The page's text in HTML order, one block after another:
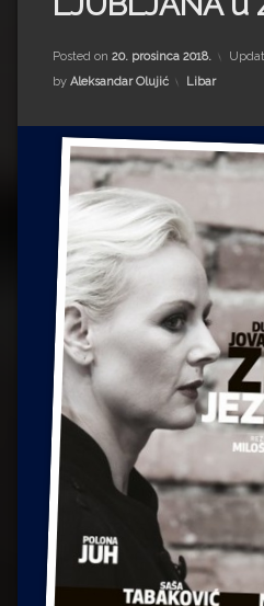
Impressum
Milenko Strižak
Drugi autori
Drugi autori
Ljiljana Lekanić-Kljaić
Željko Krznarić
Mario Lovreković
Miroslav Šantek
Posted on 20. prosinca 2018.
by Aleksandar Olujić Kategorije:
Libar